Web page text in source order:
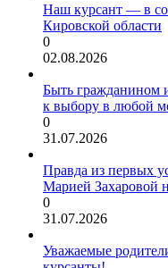
Наш курсант — в
Кировской области
0
02.08.2026
Быть гражданином
к выбору в любой
0
31.07.2026
Правда из первых
Марией Захаровой
0
31.07.2026
Уважаемые